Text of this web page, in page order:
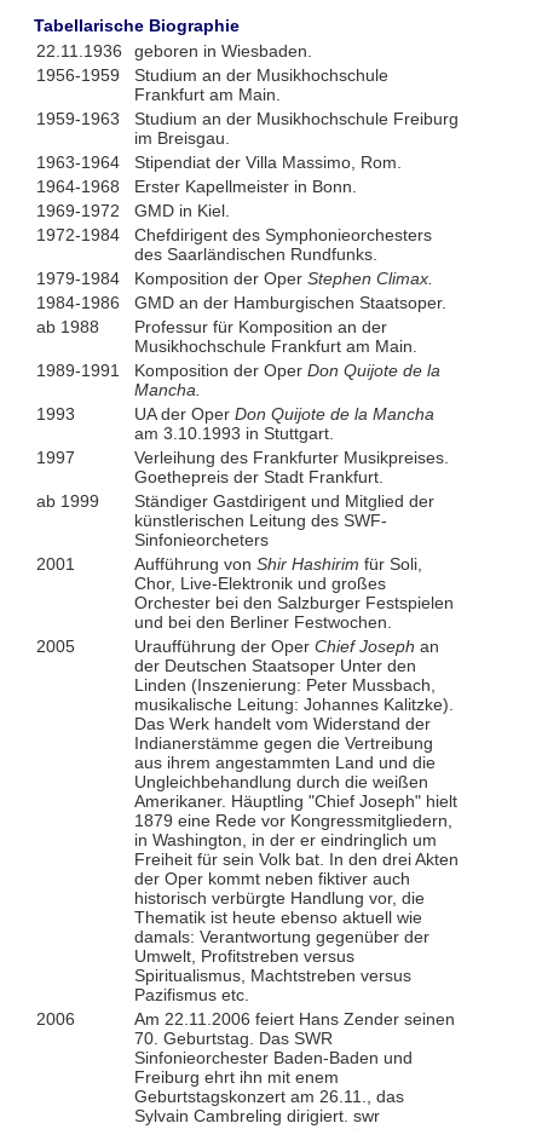
Tabellarische Biographie
22.11.1936
geboren in Wiesbaden.
1956-1959
Studium an der Musikhochschule
Frankfurt am Main.
1959-1963
Studium an der Musikhochschule Freiburg
im Breisgau.
1963-1964
Stipendiat der Villa Massimo, Rom.
1964-1968
Erster Kapellmeister in Bonn.
1969-1972
GMD in Kiel.
1972-1984
Chefdirigent des Symphonieorchesters
des Saarländischen Rundfunks.
1979-1984
Komposition der Oper Stephen Climax.
1984-1986
GMD an der Hamburgischen Staatsoper.
ab 1988
Professur für Komposition an der
Musikhochschule Frankfurt am Main.
1989-1991
Komposition der Oper Don Quijote de la
Mancha.
1993
UA der Oper Don Quijote de la Mancha
am 3.10.1993 in Stuttgart.
1997
Verleihung des Frankfurter Musikpreises.
Goethepreis der Stadt Frankfurt.
ab 1999
Ständiger Gastdirigent und Mitglied der
künstlerischen Leitung des SWF-
Sinfonieorcheters
2001
Aufführung von Shir Hashirim für Soli,
Chor, Live-Elektronik und großes
Orchester bei den Salzburger Festspielen
und bei den Berliner Festwochen.
2005
Uraufführung der OperChief Joseph an
der Deutschen Staatsoper Unter den
Linden (Inszenierung: Peter Mussbach,
musikalische Leitung: Johannes Kalitzke).
Das Werk handelt vom Widerstand der
Indianerstämme gegen die Vertreibung
aus ihrem angestammten Land und die
Ungleichbehandlung durch die weißen
Amerikaner. Häuptling "Chief Joseph" hielt
1879 eine Rede vor Kongressmitgliedern,
in Washington, in der er eindringlich um
Freiheit für sein Volk bat. In den drei Akten
der Oper kommt neben fiktiver auch
historisch verbürgte Handlung vor, die
Thematik ist heute ebenso aktuell wie
damals: Verantwortung gegenüber der
Umwelt, Profitstreben versus
Spiritualismus, Machtstreben versus
Pazifismus etc.
2006
Am 22.11.2006 feiert Hans Zender seinen
70. Geburtstag. Das SWR
Sinfonieorchester Baden-Baden und
Freiburg ehrt ihn mit enem
Geburtstagskonzert am 26.11., das
Sylvain Cambreling dirigiert. swr